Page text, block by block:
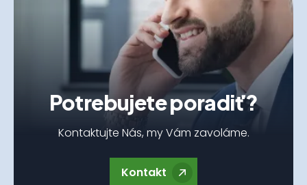
Potrebujete poradiť?
Kontaktujte Nás, my Vám zavoláme.
Kontakt